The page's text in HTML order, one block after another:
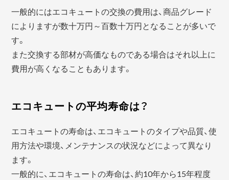
一般的にはエコキュートの交換の費用は、商品グレード
によりますが数十万円～百数十万円となることが多いで
す。
また交換する部材が高価なものである場合はそれ以上に
費用が高くなることもあります。
エコキュートの平均寿命は？
エコキュートの寿命は、エコキュートのタイプや品質、使
用方法や環境、メンテナンスの状況などによって異なり
ます。
一般的に、エコキュートの寿命は、約10年から15年程度